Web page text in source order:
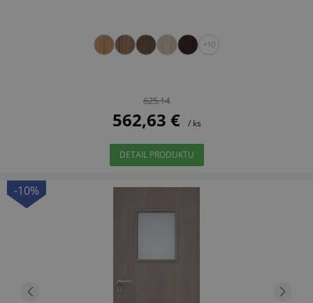
+10
625.14
562,63 € / ks
DETAIL PRODUKTU
-10%